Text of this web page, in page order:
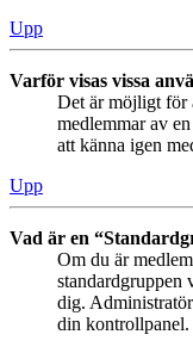
Upp
Varför visas vissa
Det är möjligt för
medlemmar av
att känna igen
Upp
Vad är en
Om du är
standardgruppen
dig.
din kontrollpanel.